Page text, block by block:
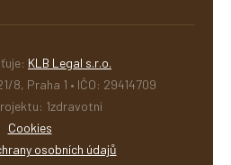
KLB Legal s.r.o.
8, Praha 1 • IČO: 29414709
1zdravotni
Cookies
osobních údajů